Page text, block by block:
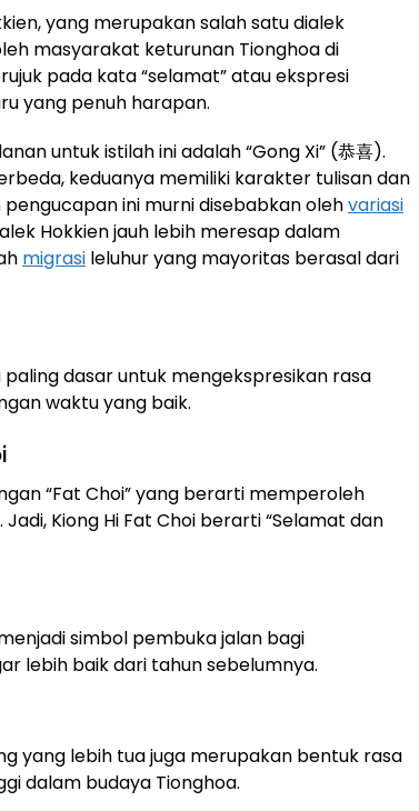
yang merupakan salah satu dialek
masyarakat keturunan Tionghoa di
pada kata “selamat” atau ekspresi
yang penuh harapan.
untuk istilah ini adalah “Gong Xi” (恭喜).
keduanya memiliki karakter tulisan dan
ini murni disebabkan olehvariasi
Hokkien jauh lebih meresap dalam
migrasi leluhur yang mayoritas berasal dari
dasar untuk mengekspresikan rasa
waktu yang baik.
“Fat Choi” yang berarti memperoleh
Kiong Hi Fat Choi berarti “Selamat dan
simbol pembuka jalan bagi
lebih baik dari tahun sebelumnya.
yang lebih tua juga merupakan bentuk rasa
dalam budaya Tionghoa.